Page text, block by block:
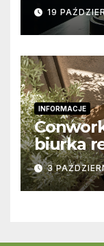
19
INFORMACJE
biurka
3